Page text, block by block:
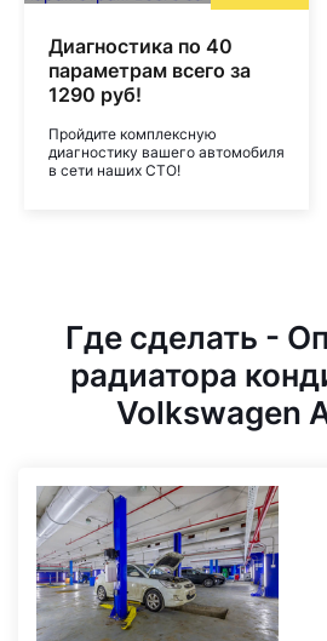
Диагностика по 40
параметрам всего за
1290 руб!
Пройдите комплексную
диагностику вашего автомобиля
в сети наших СТО!
Где сделать -
радиатора
Volkswagen